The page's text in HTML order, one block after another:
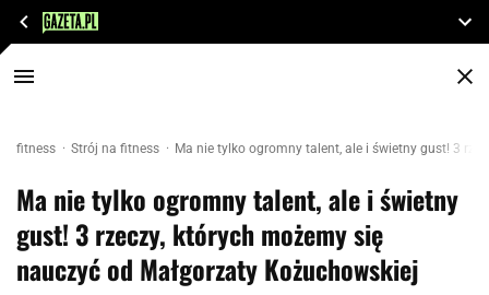
fitness Strój na fitness Ma nie tylko ogromny talent, ale i świetny gust! 3
Ma nie tylko ogromny talent, ale i świetny
gust! 3 rzeczy, których możemy się
nauczyć od Małgorzaty Kożuchowskiej